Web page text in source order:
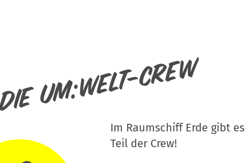
Die um:welt-Crew
Im Raumschiff Erde gibt
Teil der Crew!